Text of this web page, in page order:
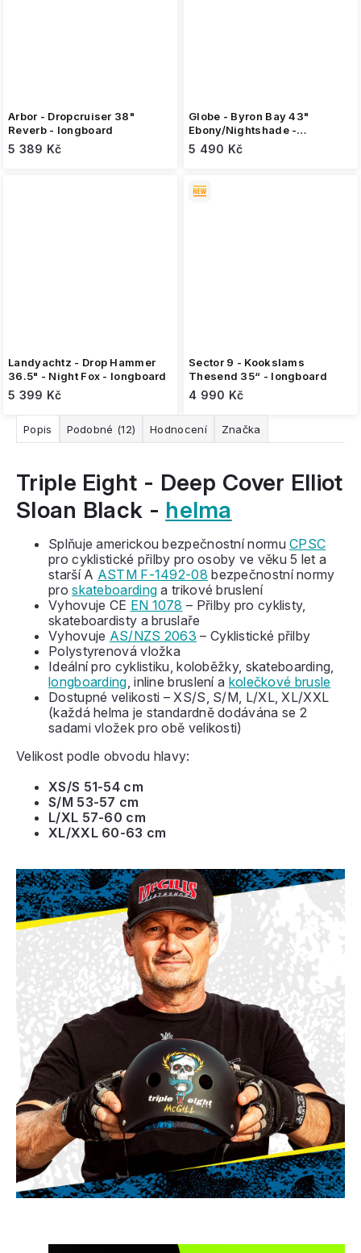
Arbor - Dropcruiser 38"
Reverb - longboard
5 389 Kč
Globe - Byron Bay 43"
Ebony/Nightshade -
longboard
5 490 Kč
Landyachtz - Drop Hammer
36.5" - Night Fox - longboard
5 399 Kč
Sector 9 - Kookslams
Thesend 35“ - longboard
4 990 Kč
Popis Podobné (12) Hodnocení Značka
Triple Eight - Deep Cover Elliot
Sloan Black - helma
Splňuje americkou bezpečnostní normuCPSC
pro cyklistické přilby pro osoby ve věku 5 let a
starší A ASTM F-1492-08 bezpečnostní normy
proskateboarding a trikové bruslení
Vyhovuje CE EN 1078 – Přilby pro cyklisty,
skateboardisty a bruslaře
Vyhovuje AS/NZS 2063 – Cyklistické přilby
Polystyrenová vložka
Ideální pro cyklistiku, koloběžky, skateboarding,
longboarding, inline bruslení a kolečkové brusle
Dostupné velikosti – XS/S, S/M, L/XL, XL/XXL
(každá helma je standardně dodávána se 2
sadami vložek pro obě velikosti)
Velikost podle obvodu hlavy:
XS/S 51-54 cm
S/M 53-57 cm
L/XL 57-60 cm
XL/XXL 60-63 cm